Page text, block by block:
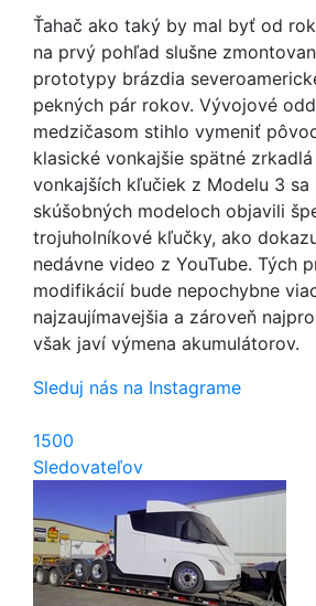
Ťahač ako taký by mal byť od
na prvý pohľad slušne
prototypy brázdia
pekných pár rokov. Vývojové
medzičasom stihlo vymeniť
klasické vonkajšie spätné
vonkajších kľučiek z Modelu 3 sa
skúšobných modeloch objavili
trojuholníkové kľučky, ako
nedávne video z YouTube. Tých
modifikácií bude nepochybne
najzaujímavejšia a zároveň
však javí výmena akumulátorov.
Sleduj nás na Instagrame
1500
Sledovateľov